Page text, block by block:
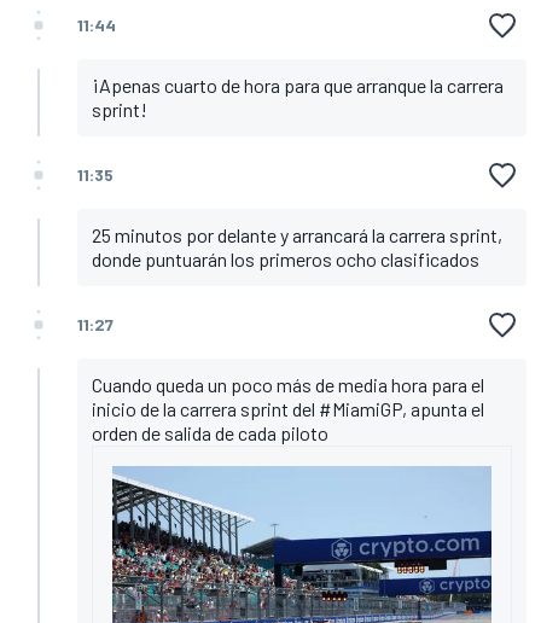
11:44
¡Apenas cuarto de hora para que arranque la carrera
sprint!
11:35
25 minutos por delante y arrancará la carrera sprint,
donde puntuarán los primeros ocho clasificados
11:27
Cuando queda un poco más de media hora para el
inicio de la carrera sprint del #MiamiGP, apunta el
orden de salida de cada piloto